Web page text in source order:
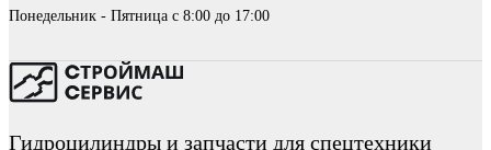
Понедельник - Пятница с 8:00 до 17:00
Гидроцилиндры и запчасти для спецтехники